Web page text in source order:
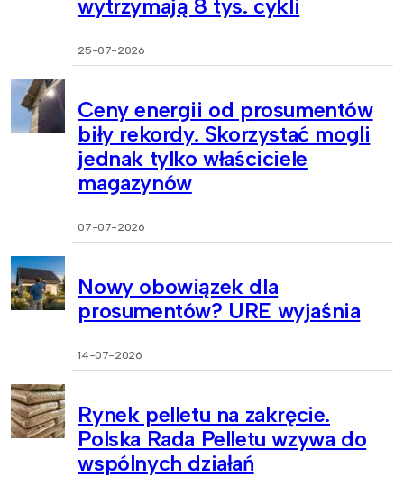
wytrzymają 8 tys. cykli
25-07-2026
Ceny energii od prosumentów
biły rekordy. Skorzystać mogli
jednak tylko właściciele
magazynów
07-07-2026
Nowy obowiązek dla
prosumentów? URE wyjaśnia
14-07-2026
Rynek pelletu na zakręcie.
Polska Rada Pelletu wzywa do
wspólnych działań